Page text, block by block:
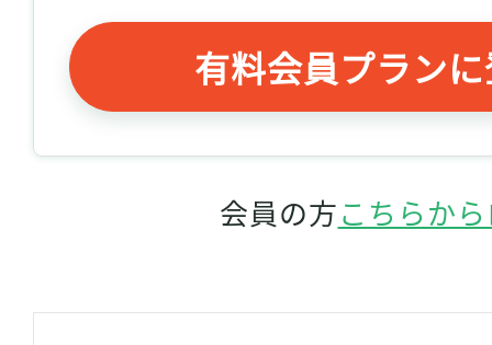
有料会員プラン
会員の方こちらか